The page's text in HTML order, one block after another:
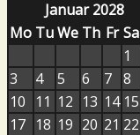
Januar 2028
Mo TuWe Th Fr Sa
1
3
4 5 6 7 8
10
11 12 13 14 15
17 18 19 20 21 22